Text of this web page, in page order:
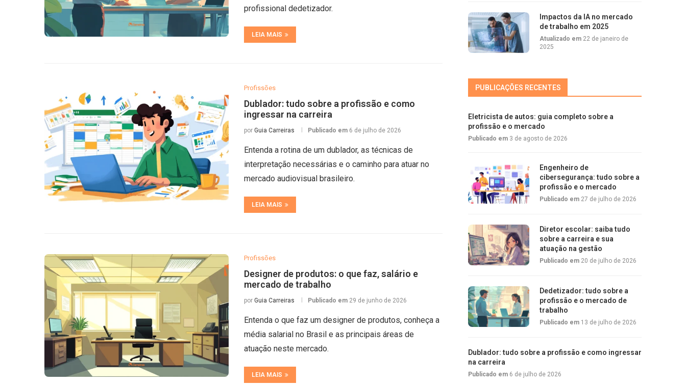
profissional dedetizador.
LEIA MAIS
Profissões
Dublador: tudo sobre a profissão e como
ingressar na carreira
por Guia Carreiras Publicado em 6 de julho de 2026
Entenda a rotina de um dublador, as técnicas de
interpretação necessárias e o caminho para atuar no
mercado audiovisual brasileiro.
LEIA MAIS
Profissões
Designer de produtos: o que faz, salário e
mercado de trabalho
por Guia Carreiras Publicado em 29 de junho de 2026
Entenda o que faz um designer de produtos, conheça a
média salarial no Brasil e as principais áreas de
atuação neste mercado.
LEIA MAIS
Impactos da IA no mercado
de trabalho em 2025
Atualizado em 22 de janeiro de
2025
PUBLICAÇÕES RECENTES
Eletricista de autos: guia completo sobre a
profissão e o mercado
Publicado em 3 de agosto de 2026
Engenheiro de
cibersegurança: tudo sobre a
profissão e o mercado
Publicado em 27 de julho de 2026
Diretor escolar: saiba tudo
sobre a carreira e sua
atuação na gestão
Publicado em 20 de julho de 2026
Dedetizador: tudo sobre a
profissão e o mercado de
trabalho
Publicado em 13 de julho de 2026
Dublador: tudo sobre a profissão e como ingressar
na carreira
Publicado em 6 de julho de 2026